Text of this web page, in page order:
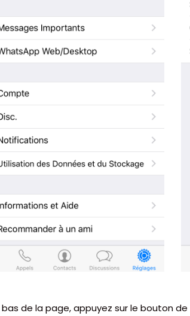
de la page, appuyez sur le bouton de